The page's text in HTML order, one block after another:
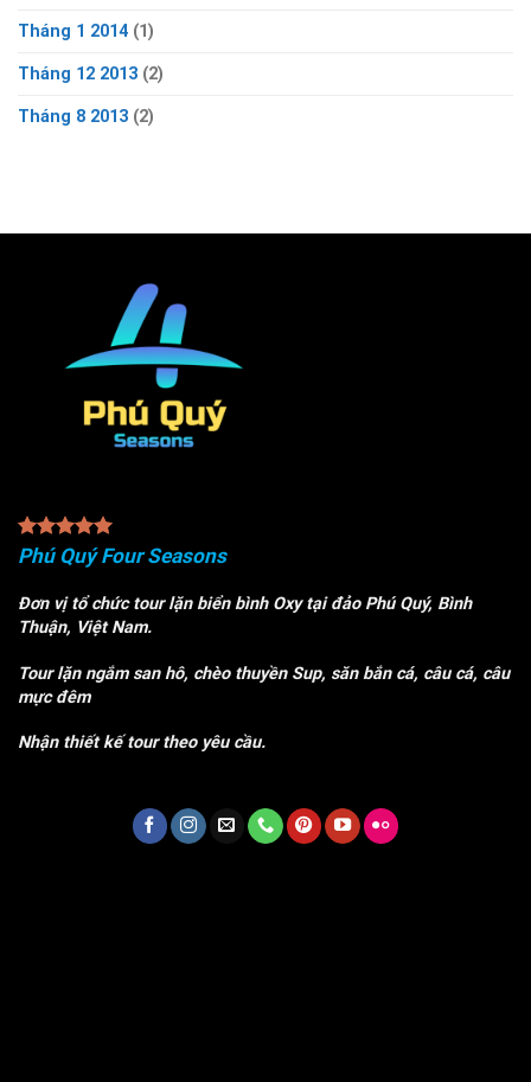
Tháng 1 2014 (1)
Tháng 12 2013 (2)
Tháng 8 2013 (2)
Phú Quý Four Seasons
Đơn vị tổ chức tour lặn biển bình Oxy tại đảo Phú Quý, Bình
Thuận, Việt Nam.
Tour lặn ngắm san hô, chèo thuyền Sup, săn bắn cá, câu cá, câu
mực đêm
Nhận thiết kế tour theo yêu cầu.